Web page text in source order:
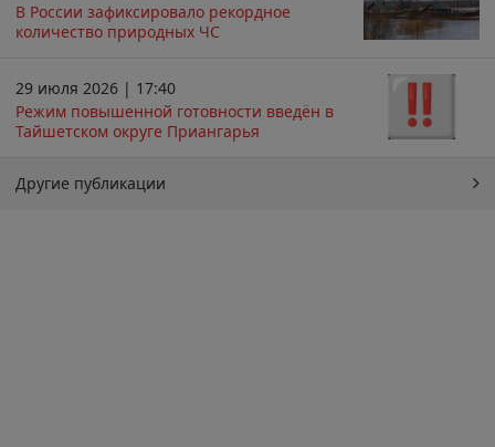
В России зафиксировало рекордное
количество природных ЧС
29 июля 2026 | 17:40
Режим повышенной готовности введён в
Тайшетском округе Приангарья
Другие публикации